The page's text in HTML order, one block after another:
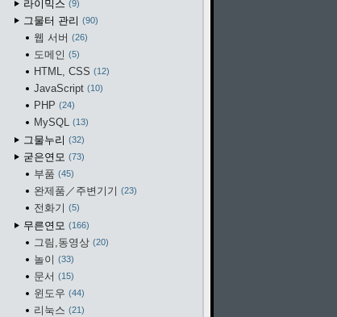
라이믹스 9
그물터 관리 90
웹 서버 26
도메인 5
HTML, CSS 12
JavaScript 10
PHP 24
MySQL 13
그물누리 32
굳은연모 73
부품 45
완제품／주변기기 23
전화기 5
무른연모 166
그림,동영상 20
놀이 33
문서 15
윈도우 44
리눅스 21